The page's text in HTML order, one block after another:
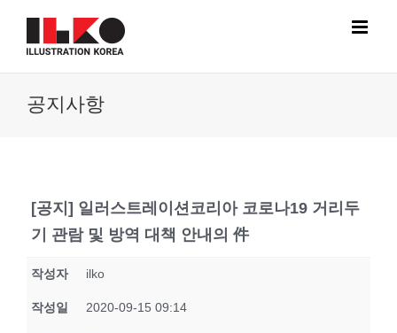
content
공지사항
[공지] 일러스트레이션코리아 코로나19 거리두
기 관람 및 방역 대책 안내의 件
작성자 ilko
작성일 2020-09-15 09:14